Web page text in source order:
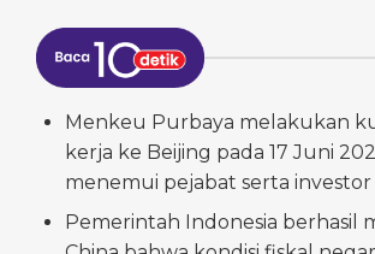
Menkeu Purbaya melakukan
kerja ke Beijing pada 17 Juni
menemui pejabat serta investor
Pemerintah Indonesia berhasil